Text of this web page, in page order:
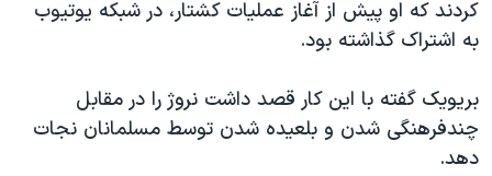
کردند که او پیش از آغاز عملیات کشتار، در شبکه یوتیوب
به اشتراک گذاشته بود.
بریویک گفته با این کار قصد داشت نروژ را در مقابل
چندفرهنگی شدن و بلعیده شدن توسط مسلمانان نجات
دهد.